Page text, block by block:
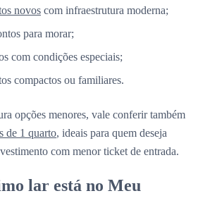
novos com infraestrutura moderna;
para morar;
com condições especiais;
compactos ou familiares.
opções menores, vale conferir também
de 1 quarto, ideais para quem deseja
com menor ticket de entrada.
lar está no Meu